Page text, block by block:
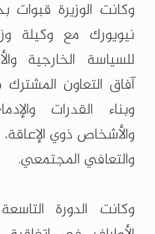
وكانت الوزيرة
نيويورك مع وكيلة
‏للسياسة الخارجية
آفاق التعاون
وبناء ‏القدرات
والأشخاص ذوي
والتعافي ‏المجتمعي. ‏
وكانت الدورة